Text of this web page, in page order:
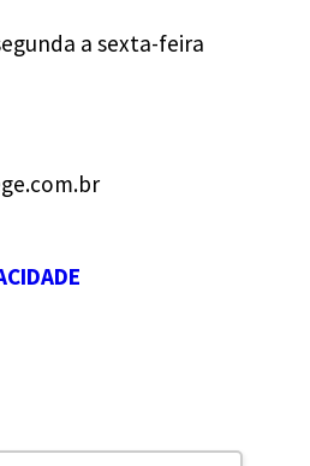
a sexta-feira